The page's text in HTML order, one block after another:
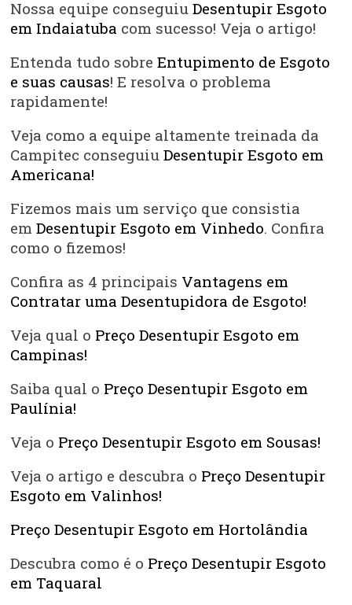
Nossa equipe conseguiuDesentupir Esgoto
em Indaiatuba com sucesso! Veja o artigo!
Entenda tudo sobreEntupimento de Esgoto
e suas causas! E resolva o problema
rapidamente!
Veja como a equipe altamente treinada da
Campitec conseguiuDesentupir Esgoto em
Americana!
Fizemos mais um serviço que consistia
emDesentupir Esgoto em Vinhedo. Confira
como o fizemos!
Confira as 4 principais Vantagens em
Contratar uma Desentupidora de Esgoto!
Veja qual o Preço Desentupir Esgoto em
Campinas!
Saiba qual o Preço Desentupir Esgoto em
Paulínia!
Veja o Preço Desentupir Esgoto em Sousas!
Veja o artigo e descubra o Preço Desentupir
Esgoto em Valinhos!
Preço Desentupir Esgoto em Hortolândia
Descubra como é o Preço Desentupir Esgoto
em Taquaral